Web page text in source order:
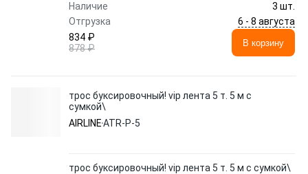
Наличие
3 шт.
Отгрузка
6 - 8 августа
834 ₽
878 ₽
В корзину
трос буксировочный! vip лента 5 т. 5 м с
сумкой\
AIRLINEATR-P-5
трос буксировочный! vip лента 5 т. 5 м с сумкой\